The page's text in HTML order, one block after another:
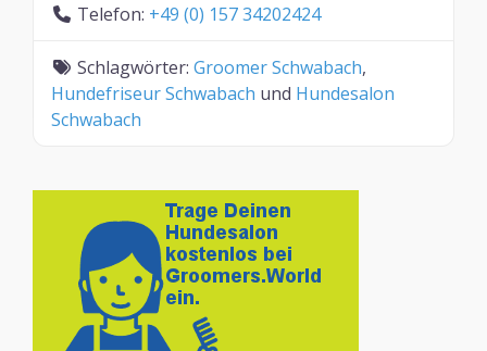
Telefon: +49 (0) 157 34202424
Schlagwörter: Groomer Schwabach,
Hundefriseur Schwabach und Hundesalon
Schwabach